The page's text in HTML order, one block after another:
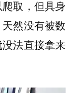
取，但具身
然没有被数
法直接拿来